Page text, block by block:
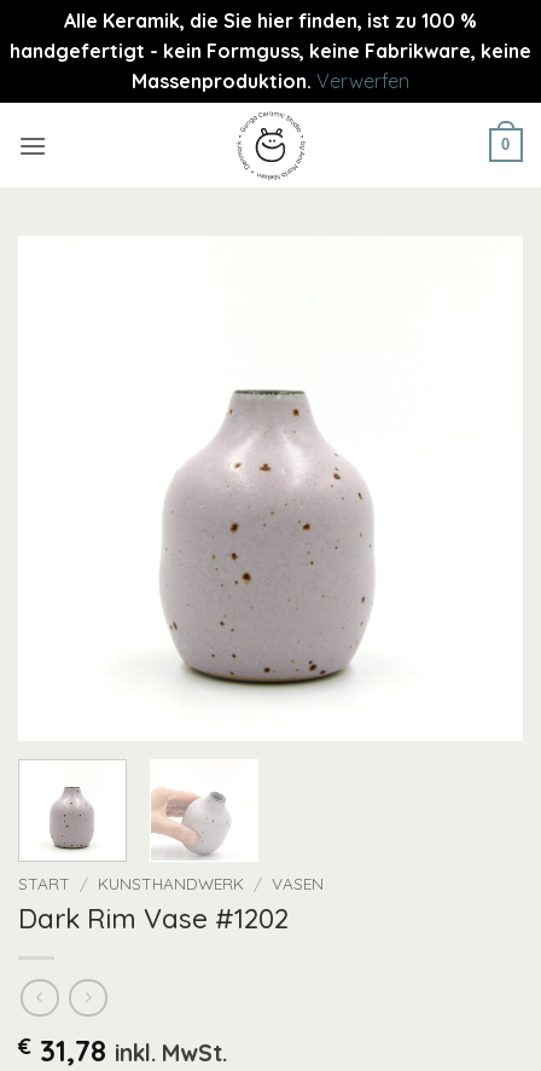
Alle Keramik, die Sie hier finden, ist zu 100 %
handgefertigt - kein Formguss, keine Fabrikware, keine
Massenproduktion. Verwerfen
Inhalt
0
START / KUNSTHANDWERK / VASEN
Dark Rim Vase #1202
€ 31,78 inkl. MwSt.